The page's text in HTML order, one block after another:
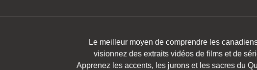
Le meilleur moyen de comprendre les
visionnez des extraits vidéos de films et de
Apprenez les accents, les jurons et les sacres du